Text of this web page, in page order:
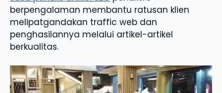
berpengalaman membantu ratusan klien
melipatgandakan traffic web dan
penghasilannya melalui artikel-artikel
berkualitas.